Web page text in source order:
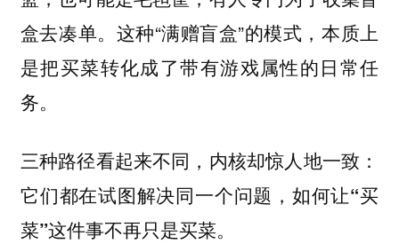
盒去凑单。这种“满赠盲盒”的模式，本质上
是把买菜转化成了带有游戏属性的日常任
务。
三种路径看起来不同，内核却惊人地一致：
它们都在试图解决同一个问题，如何让“买
菜”这件事不再只是买菜。